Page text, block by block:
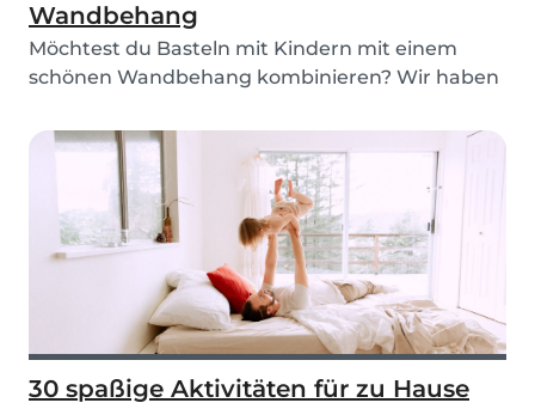
Wandbehang
Möchtest du Basteln mit Kindern mit einem
schönen Wandbehang kombinieren? Wir haben
30 spaßige Aktivitäten für zu Hause